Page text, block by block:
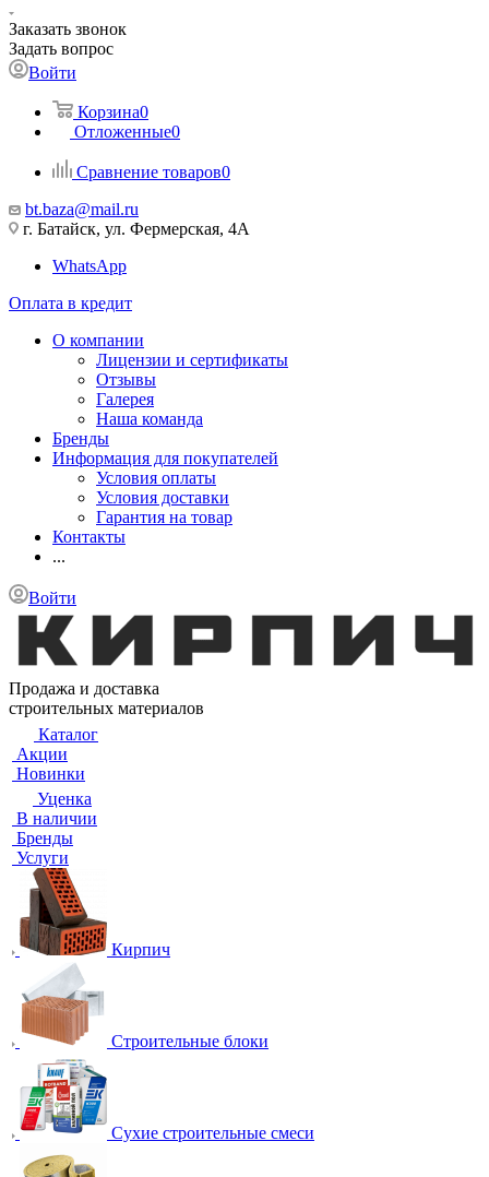
Заказать звонок
Задать вопрос
Войти
Корзина0
Отложенные0
Сравнение товаров0
bt.baza@mail.ru
г. Батайск, ул. Фермерская, 4А
WhatsApp
Оплата в кредит
О компании
Лицензии и сертификаты
Отзывы
Галерея
Наша команда
Бренды
Информация для покупателей
Условия оплаты
Условия доставки
Гарантия на товар
Контакты
...
Войти
Продажа и доставка
строительных материалов
Каталог
Акции
Новинки
Уценка
В наличии
Бренды
Услуги
Кирпич
Строительные блоки
Сухие строительные смеси